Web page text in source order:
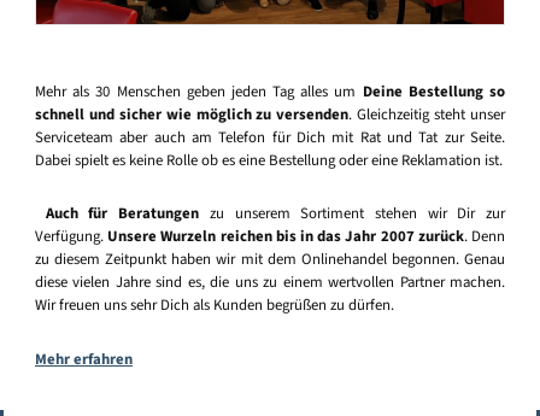
Mehr als 30 Menschen geben jeden Tag alles um Deine Bestellung so
schnell und sicher wie möglich zu versenden. Gleichzeitig steht unser
Serviceteam aber auch am Telefon für Dich mit Rat und Tat zur Seite.
Dabei spielt es keine Rolle ob es eine Bestellung oder eine Reklamation ist.
Auch für Beratungen zu unserem Sortiment stehen wir Dir zur
Verfügung. Unsere Wurzeln reichen bis in das Jahr 2007 zurück. Denn
zu diesem Zeitpunkt haben wir mit dem Onlinehandel begonnen. Genau
diese vielen Jahre sind es, die uns zu einem wertvollen Partner machen.
Wir freuen uns sehr Dich als Kunden begrüßen zu dürfen.
Mehr erfahren